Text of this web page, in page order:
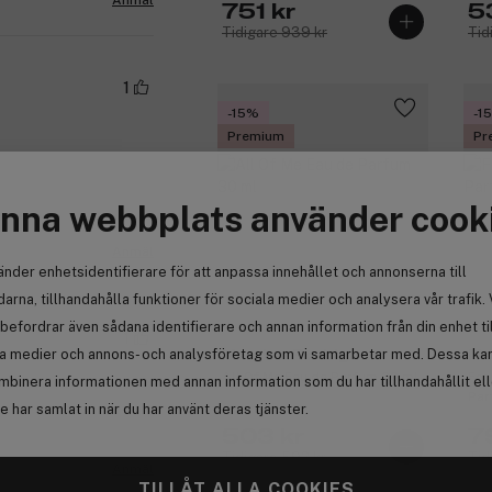
webbplats använder
enhetsidentifierare för att anpassa innehållet och annonserna till
tillhandahålla funktioner för sociala medier och analysera vår trafik.
även sådana identifierare och annan information från din enhet
medier och annons- och analysföretag som vi samarbetar med. Dessa
informationen med annan information som du har tillhandahållit
har samlat in när du har använt deras tjänster.
751 kr
Tidigare 939 kr
-15%
Premium
Narciso Rodriguez
All Of Me Eau de Parfum 30 ml
Tidigare 592 kr
-
For
1